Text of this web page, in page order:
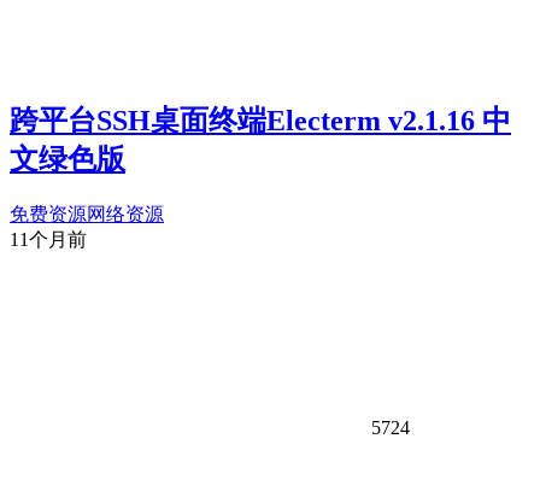
跨平台SSH桌面终端Electerm v2.1.16 中
文绿色版
免费资源网络资源
11个月前
5724